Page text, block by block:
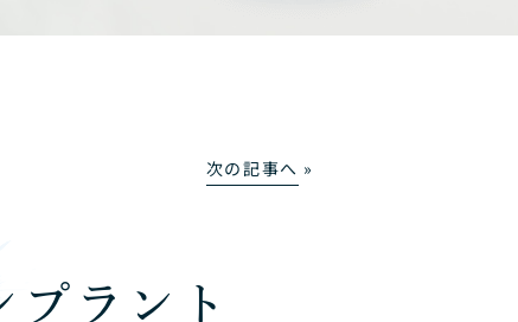
次の記事へ »
ラント